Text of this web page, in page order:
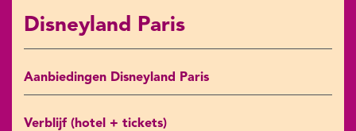
Disneyland Paris
Aanbiedingen Disneyland Paris
Verblijf (hotel + tickets)